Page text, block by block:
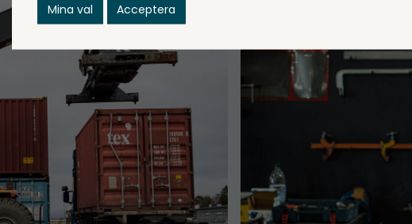
Mina val Acceptera